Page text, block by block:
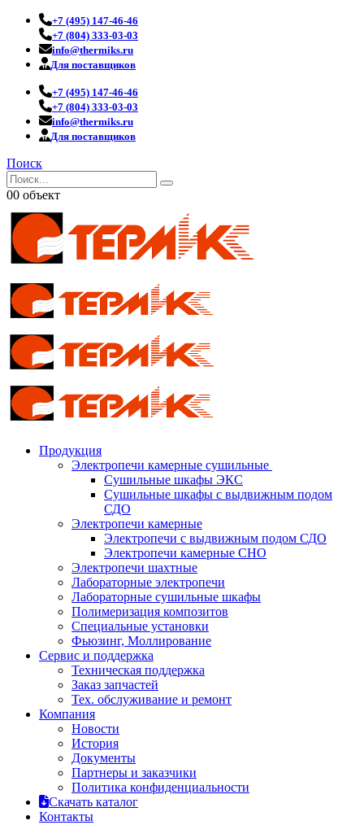
+7 (495) 147-46-46
+7 (804) 333-03-03
info@thermiks.ru
Для поставщиков
+7 (495) 147-46-46
+7 (804) 333-03-03
info@thermiks.ru
Для поставщиков
Поиск
00 объект
Продукция
Электропечи камерные сушильные
Сушильные шкафы ЭКС
Сушильные шкафы с выдвижным подом
СДО
Электропечи камерные
Электропечи с выдвижным подом СДО
Электропечи камерные СНО
Электропечи шахтные
Лабораторные электропечи
Лабораторные сушильные шкафы
Полимеризация композитов
Специальные установки
Фьюзинг, Моллирование
Сервис и поддержка
Техническая поддержка
Заказ запчастей
Тех. обслуживание и ремонт
Компания
Новости
История
Документы
Партнеры и заказчики
Политика конфиденциальности
Скачать каталог
Контакты